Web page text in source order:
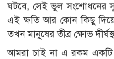
ঘটবে, সেই ভুল সংশোধনের
এই ক্ষতি আর কোন কিছু
তখন মানুষের তীব্র ক্ষোভ
আমরা চাই না এ রকম একটি